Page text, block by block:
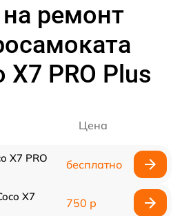
ремонт
X7 PRO Plus
Цена
X7 PRO
бесплатно
X7
750 р